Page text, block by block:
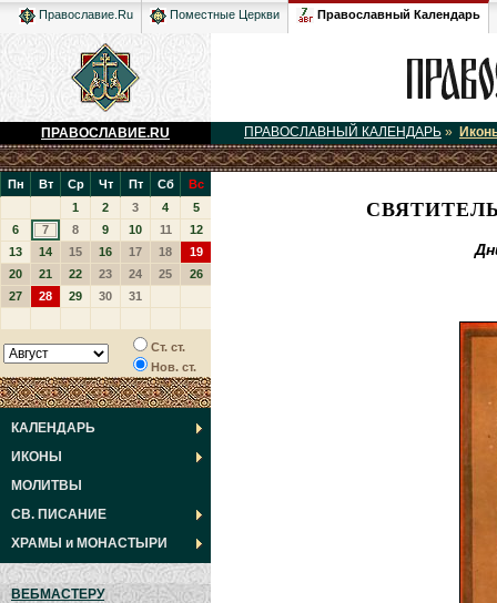
Православие.Ru Поместные Церкви Православный Календарь
ПРАВОСЛАВИЕ.RU ПРАВОСЛАВНЫЙ КАЛЕНДАРЬ »
Пн Вт Ср Чт Пт Сб
Вс
1
2 3 4
5
6
7 8 9 10 11
12
13
14 15 16 17 18
19
20
21 22 23 24 25
26
27
28 29 30 31
Ст. ст.
Нов. ст.
КАЛЕНДАРЬ
ИКОНЫ
МОЛИТВЫ
СВ. ПИСАНИЕ
ХРАМЫ и МОНАСТЫРИ
ВЕБМАСТЕРУ